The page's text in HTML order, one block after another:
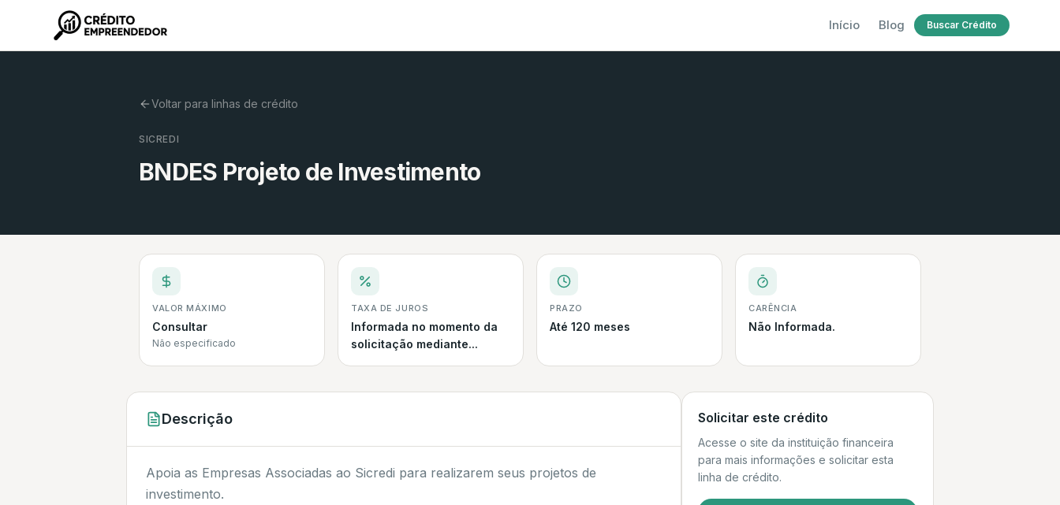
Início Blog Buscar Crédito
Voltar para linhas de crédito
SICREDI
BNDES Projeto de Investimento
VALOR MÁXIMO
Consultar
Não especificado
TAXA DE JUROS
Informada no momento da
solicitação mediante...
PRAZO
Até 120 meses
CARÊNCIA
Não Informada.
Descrição
Apoia as Empresas Associadas ao Sicredi para realizarem seus projetos de
investimento.
Solicitar este crédito
Acesse o site da instituição financeira
para mais informações e solicitar esta
linha de crédito.